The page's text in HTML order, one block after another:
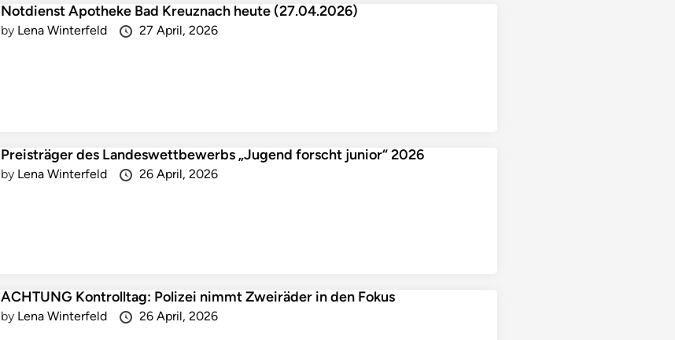
Notdienst Apotheke Bad Kreuznach heute (27.04.2026)
by Lena Winterfeld 27 April, 2026
Preisträger des Landeswettbewerbs „Jugend forscht junior“ 2026
by Lena Winterfeld 26 April, 2026
ACHTUNG Kontrolltag: Polizei nimmt Zweiräder in den Fokus
by Lena Winterfeld 26 April, 2026